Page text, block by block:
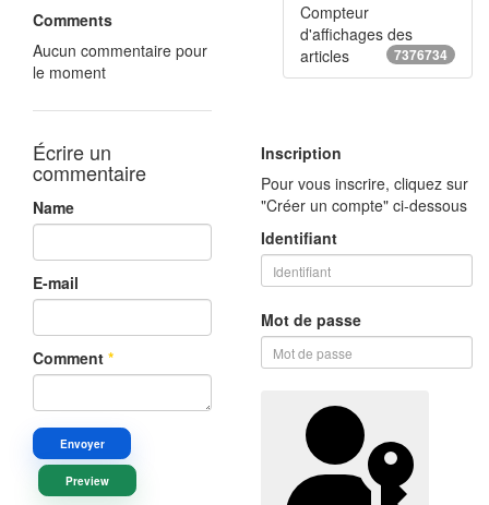
Comments
Aucun commentaire pour
le moment
Écrire un
commentaire
Name
E-mail
Comment *
Envoyer
Preview
Compteur
d'affichages des
articles
7376734
Inscription
Pour vous inscrire, cliquez sur
"Créer un compte" ci-dessous
Identifiant
Mot de passe